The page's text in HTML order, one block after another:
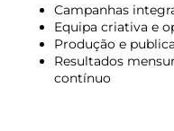
Campanhas
Equipa criativa e
Produção e
Resultados
contínuo